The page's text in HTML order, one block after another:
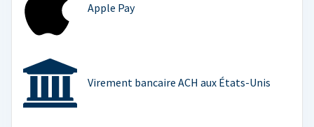
Apple Pay
Virement bancaire ACH aux États-Unis